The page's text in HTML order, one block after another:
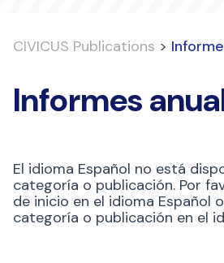
CIVICUS Publications >
Informes
El idioma Español no está
categoría o publicación. Por
de inicio en el idioma Español
categoría o publicación en el